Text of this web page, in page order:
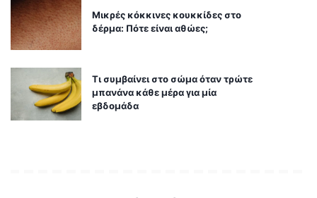
Μικρές κόκκινες κουκκίδες στο
δέρμα: Πότε είναι αθώες;
Τι συμβαίνει στο σώμα όταν τρώτε
μπανάνα κάθε μέρα για μία
εβδομάδα